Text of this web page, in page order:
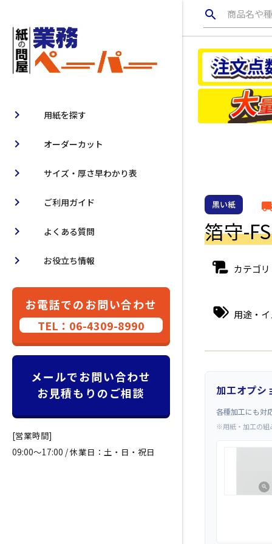
用紙を探す
chevron_right
オーダーカット
chevron_right
サイズ・厚さ早わかり表
chevron_right
ご利用ガイド
chevron_right
よくある質問
chevron_right
お役立ち情報
chevron_right
お電話でのお問い合わせ
TEL：06-4309-8990
メールでお問い合わせ
お見積もりのご相談
[営業時間]
09:00～17:00 / 休業日：土・日・祝日
search 商品名や
黒い紙
箔守-
カテゴリ
用途・
加工オプシ
各種加工にも対
※用紙・加工の組
zoom_in